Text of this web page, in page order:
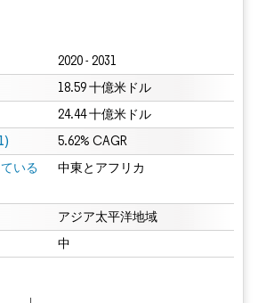
2020 - 2031
18.59 十億米ドル
24.44 十億米ドル
5.62% CAGR
いる
中東とアフリカ
アジア太平洋地域
中
。再利用にはCC BY 4.0の表示が必要です。